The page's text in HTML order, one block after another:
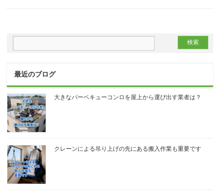
最近のブログ
大きなバーベキューコンロを屋上から運び出す業者は？
クレーンによる吊り上げの先にある搬入作業も重要です